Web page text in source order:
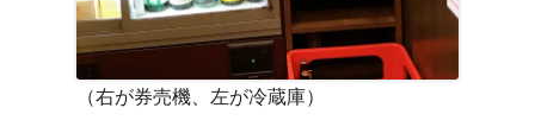
（右が券売機、左が冷蔵庫）